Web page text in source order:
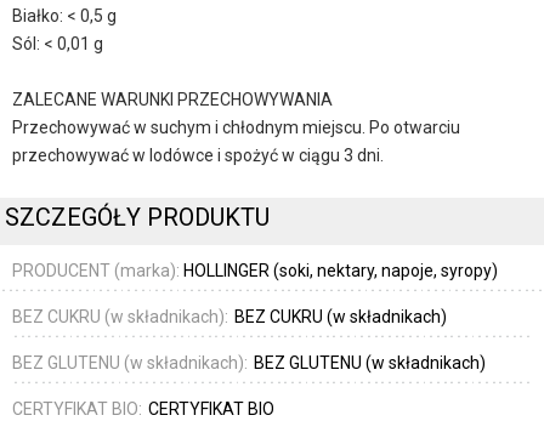
Białko: < 0,5 g
Sól: < 0,01 g
ZALECANE WARUNKI PRZECHOWYWANIA
Przechowywać w suchym i chłodnym miejscu. Po otwarciu
przechowywać w lodówce i spożyć w ciągu 3 dni.
SZCZEGÓŁY PRODUKTU
PRODUCENT (marka): HOLLINGER (soki, nektary, napoje, syropy)
BEZ CUKRU (w składnikach): BEZ CUKRU (w składnikach)
BEZ GLUTENU (w składnikach): BEZ GLUTENU (w składnikach)
CERTYFIKAT BIO: CERTYFIKAT BIO